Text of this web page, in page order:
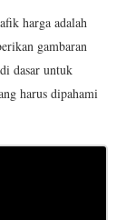
harga adalah
gambaran
dasar untuk
harus dipahami